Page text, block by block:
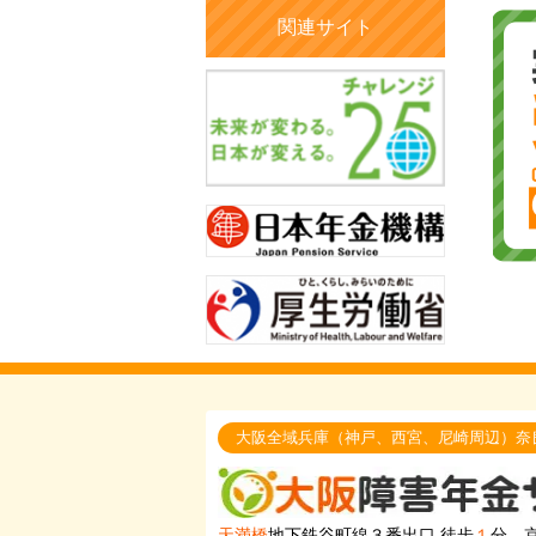
関連サイト
大阪全域兵庫（神戸、西宮、尼崎周辺）